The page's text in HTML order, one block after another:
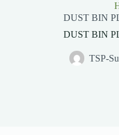
DUST BIN
DUST BIN
TSP-